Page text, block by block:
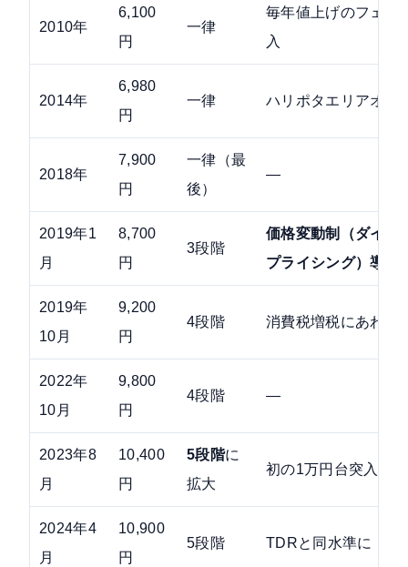
2010年
6,100
円
一律
毎年値上げのフェー
入
2014年
6,980
円
一律 ハリポタエリアオー
2018年
7,900
円
一律（最
後）
—
2019年1
月
8,700
円
3段階
価格変動制（ダイナ
プライシング）導入
2019年
10月
9,200
円
4段階 消費税増税にあわせ
2022年
10月
9,800
円
4段階 —
2023年8
月
10,400
円
5段階に
拡大
初の1万円台突入
2024年4
月
10,900
円
5段階 TDRと同水準に